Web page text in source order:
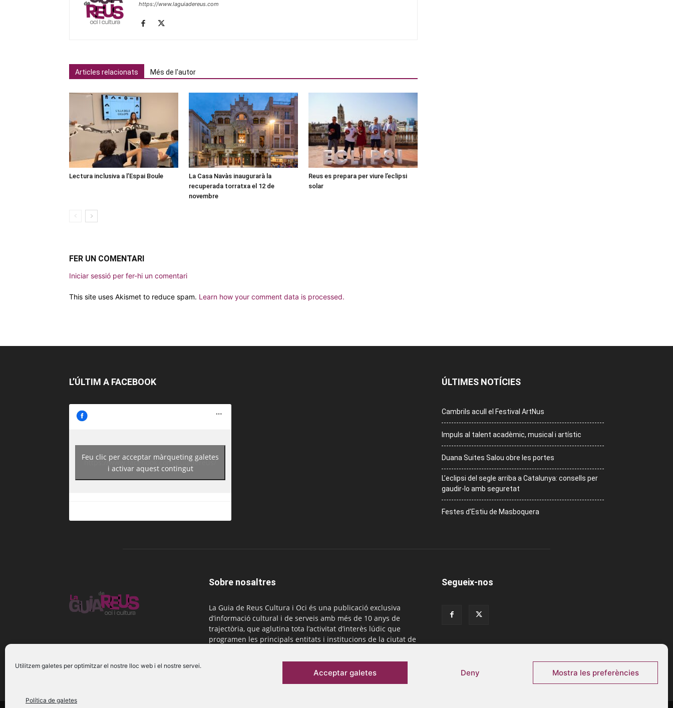
Utilitzem galetes per optimitzar el nostre lloc web i el nostre servei.
Acceptar galetes Deny Mostra les preferències
Política de galetes
https://www.laguiadereus.com
Articles relacionats Més de l'autor
Lectura inclusiva a l’Espai Boule
La Casa Navàs inaugurarà la
recuperada torratxa el 12 de
novembre
Reus es prepara per viure l’eclipsi
solar
FER UN COMENTARI
Iniciar sessió per fer-hi un comentari
This site uses Akismet to reduce spam. Learn how your comment data is processed.
L’ÚLTIM A FACEBOOK
https://www.facebook.com/guiadereus/
Feu clic per acceptar màrqueting galetes
i activar aquest contingut
ÚLTIMES NOTÍCIES
Cambrils acull el Festival ArtNus
Impuls al talent acadèmic, musical i artístic
Duana Suites Salou obre les portes
L’eclipsi del segle arriba a Catalunya: consells per
gaudir-lo amb seguretat
Festes d’Estiu de Masboquera
Sobre nosaltres
La Guia de Reus Cultura i Oci és una publicació exclusiva
d’informació cultural i de serveis amb més de 10 anys de
trajectòria, que aglutina tota l’activitat d’interès lúdic que
programen les principals entitats i institucions de la ciutat de
comercial@laguiadereus.com
Segueix-nos